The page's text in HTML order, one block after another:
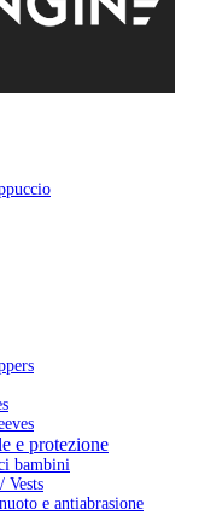
e protezione
bambini
Vests
e antiabrasione